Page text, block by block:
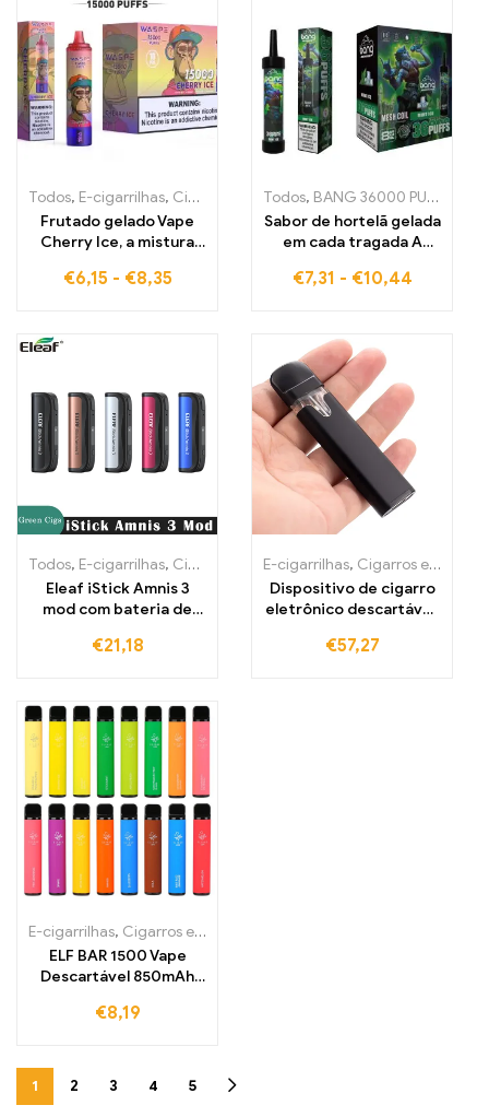
Todos, E-cigarrilhas, Cigarros eletrónicos descartáveis Bélgica
Frutado gelado Vape
Cherry Ice, a mistura
doces e frescura
€6,15 - €8,35
Todos, BANG 36000 PUFFS
Sabor de hortelã gelada
em cada tragada A
descartável Bang com
€7,31 - €10,44
Todos, E-cigarrilhas, Cigarros eletrónicos descartáveis Portugal
Eleaf iStick Amnis 3
mod com bateria de
€21,18
E-cigarrilhas, Cigarros eletrónicos descartáveis Portugal
Dispositivo de cigarro
eletrônico descartável,
de 350-mAh
€57,27
E-cigarrilhas, Cigarros eletrónicos descartáveis Portugal
ELF BAR 1500 Vape
Descartável 850mAh
€8,19
1 2 3 4 5